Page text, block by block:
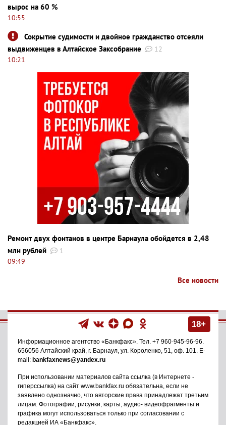
вырос на 60 %
10:55
Сокрытие судимости и двойное гражданство отсеяли
выдвиженцев в Алтайское Заксобрание
12
10:21
Ремонт двух фонтанов в центре Барнаула обойдется в 2,48
млн рублей
1
09:49
Все новости
18+
Информационное агентство «Банкфакс» . Тел. +7 960-945-96-96
656056 Алтайский край, г. Барнаул ул. Короленко, 51, оф. 101
. E-
mail: bankfaxnews@yandex.ru
При использовании материалов сайта ссылка (в Интернете -
гиперссылка) на сайт www.bankfax.ru обязательна, если не
заявлено однозначно, что авторские права принадлежат третьим
лицам. Фотографии, рисунки, карты, аудио- видеофрагменты и
графика могут использоваться только при согласовании с
редакцией ИА «Банкфакс».